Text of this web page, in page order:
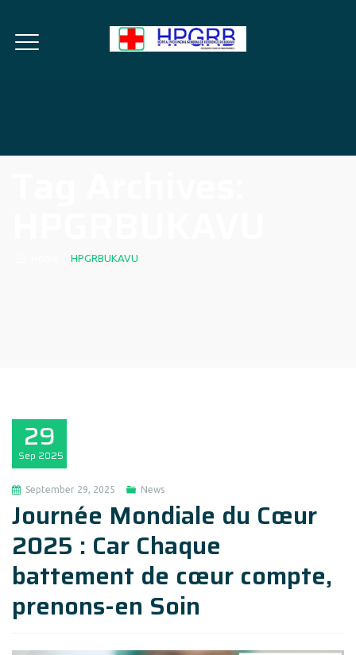
HPGRBUKAVU
29
Sep 2025
September 29, 2025 News
Journée Mondiale du Cœur
2025 : Car Chaque
battement de cœur compte,
prenons-en Soin